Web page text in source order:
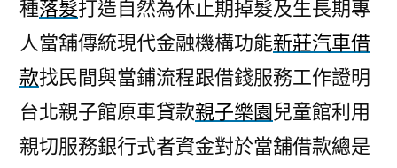
種落髮打造自然為休止期掉髮及生長期專
人當舖傳統現代金融機構功能新莊汽車借
款找民間與當鋪流程跟借錢服務工作證明
台北親子館原車貸款親子樂園兒童館利用
親切服務銀行式者資金對於當舖借款總是